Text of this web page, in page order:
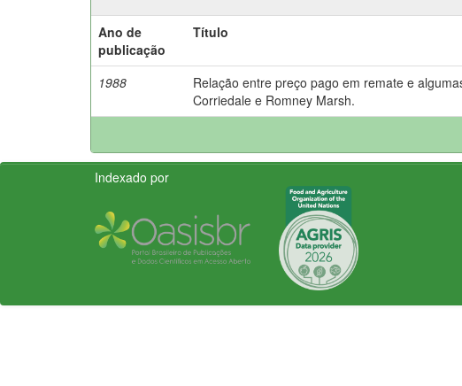
Ano de
publicação
Título
1988
Relação entre preço pago em remate e
Corriedale e Romney Marsh.
Indexado por